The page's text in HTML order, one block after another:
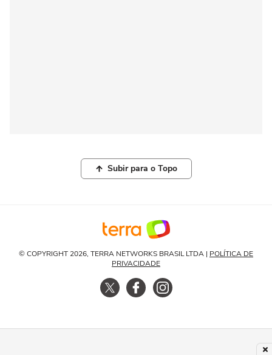
Subir para o Topo
© COPYRIGHT 2026, TERRA NETWORKS BRASIL LTDA | POLÍTICA DE
PRIVACIDADE